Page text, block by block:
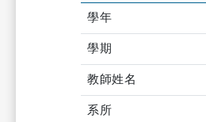
學年
學期
教師姓名
系所